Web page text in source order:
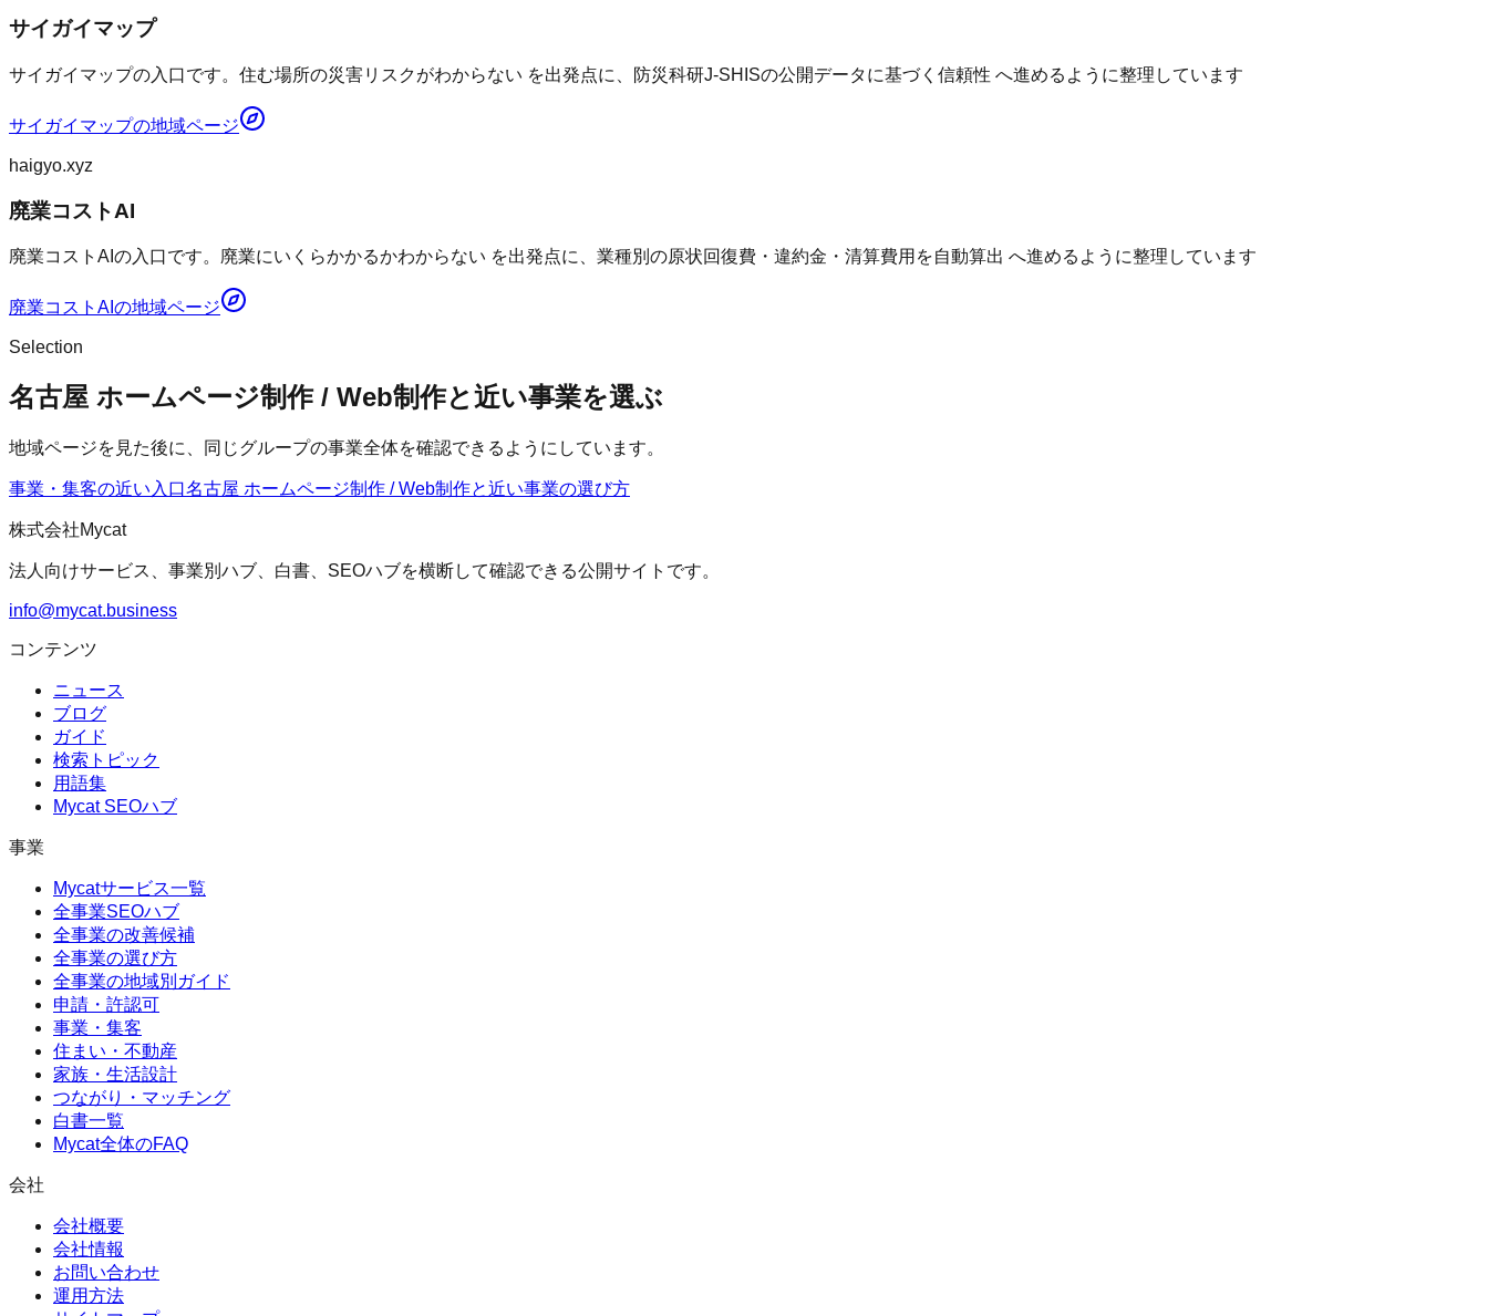
サイガイマップ
サイガイマップの入口です。住む場所の災害リスクがわからない を出発点に、防災科研J-SHISの公開データに基づく信頼性 へ進めるように整理しています
サイガイマップの地域ページ
haigyo.xyz
廃業コストAI
廃業コストAIの入口です。廃業にいくらかかるかわからない を出発点に、業種別の原状回復費・違約金・清算費用を自動算出 へ進めるように整理しています
廃業コストAI の地域ページ
Selection
名古屋 ホームページ制作 / Web制作と近い事業を選ぶ
地域ページを見た後に、同じグループの事業全体を確認できるようにしています。
事業・集客の近い入口名古屋 ホームページ制作 / Web制作と近い事業の選び方
株式会社Mycat
法人向けサービス、事業別ハブ、白書、SEOハブを横断して確認できる公開サイトです。
info@mycat.business
コンテンツ
ニュース
ブログ
ガイド
検索トピック
用語集
Mycat SEOハブ
事業
Mycatサービス一覧
全事業SEOハブ
全事業の改善候補
全事業の選び方
全事業の地域別ガイド
申請・許認可
事業・集客
住まい・不動産
家族・生活設計
つながり・マッチング
白書一覧
Mycat全体のFAQ
会社
会社概要
会社情報
お問い合わせ
運用方法